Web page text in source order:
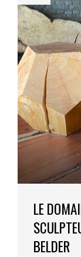
LE
BELDER